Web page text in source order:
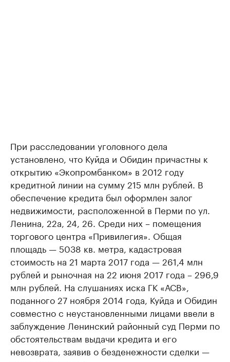
При расследовании уголовного дела
установлено, что Куйда и Обидин причастны к
открытию «Экопромбанком» в 2012 году
кредитной линии на сумму 215 млн рублей. В
обеспечение кредита был оформлен залог
недвижимости, расположенной в Перми по ул.
Ленина, 22а, 24, 26. Среди них – помещения
торгового центра «Привилегия». Общая
площадь — 5038 кв. метра, кадастровая
стоимость на 21 марта 2017 года — 261,4 млн
рублей и рыночная на 22 июня 2017 года – 296,9
млн рублей. На слушаниях иска ГК «АСВ»,
поданного 27 ноября 2014 года, Куйда и Обидин
совместно с неустановленными лицами ввели в
заблуждение Ленинский районный суд Перми по
обстоятельствам выдачи кредита и его
невозврата, заявив о безденежности сделки —